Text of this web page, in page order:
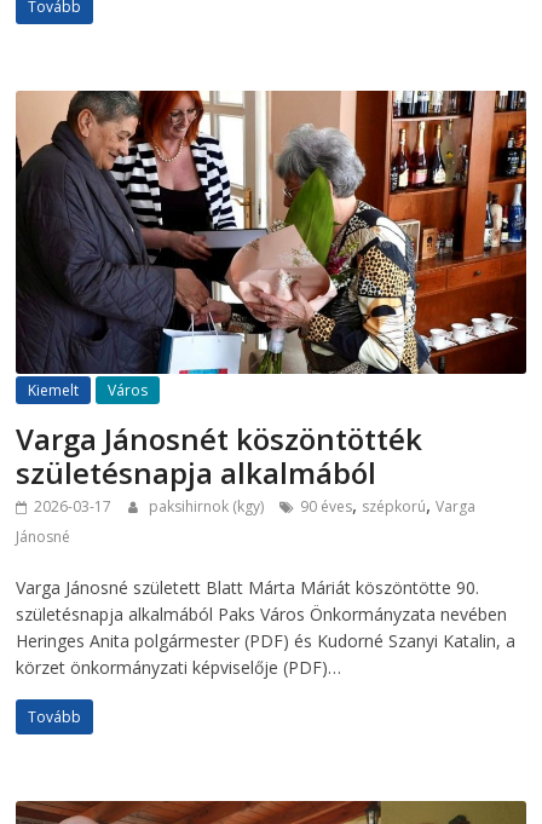
Tovább
Kiemelt Város
Varga Jánosnét köszöntötték
születésnapja alkalmából
2026-03-17 paksihirnok (kgy) 90 éves, szépkorú,Varga
Jánosné
Varga Jánosné született Blatt Márta Máriát köszöntötte 90.
születésnapja alkalmából Paks Város Önkormányzata nevében
Heringes Anita polgármester (PDF) és Kudorné Szanyi Katalin, a
körzet önkormányzati képviselője (PDF)…
Tovább